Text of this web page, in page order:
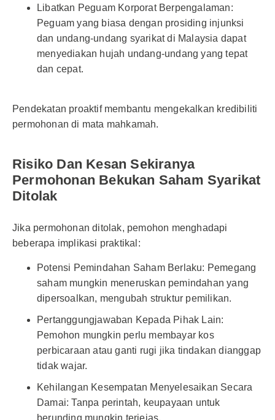
Libatkan Peguam Korporat Berpengalaman:
Peguam yang biasa dengan prosiding injunksi
dan undang-undang syarikat di Malaysia dapat
menyediakan hujah undang-undang yang tepat
dan cepat.
Pendekatan proaktif membantu mengekalkan kredibiliti
permohonan di mata mahkamah.
Risiko Dan Kesan Sekiranya
Permohonan Bekukan Saham Syarikat
Ditolak
Jika permohonan ditolak, pemohon menghadapi
beberapa implikasi praktikal:
Potensi Pemindahan Saham Berlaku: Pemegang
saham mungkin meneruskan pemindahan yang
dipersoalkan, mengubah struktur pemilikan.
Pertanggungjawaban Kepada Pihak Lain:
Pemohon mungkin perlu membayar kos
perbicaraan atau ganti rugi jika tindakan dianggap
tidak wajar.
Kehilangan Kesempatan Menyelesaikan Secara
Damai: Tanpa perintah, keupayaan untuk
berunding mungkin terjejas.